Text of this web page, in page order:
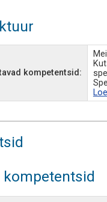
kompetentsid: